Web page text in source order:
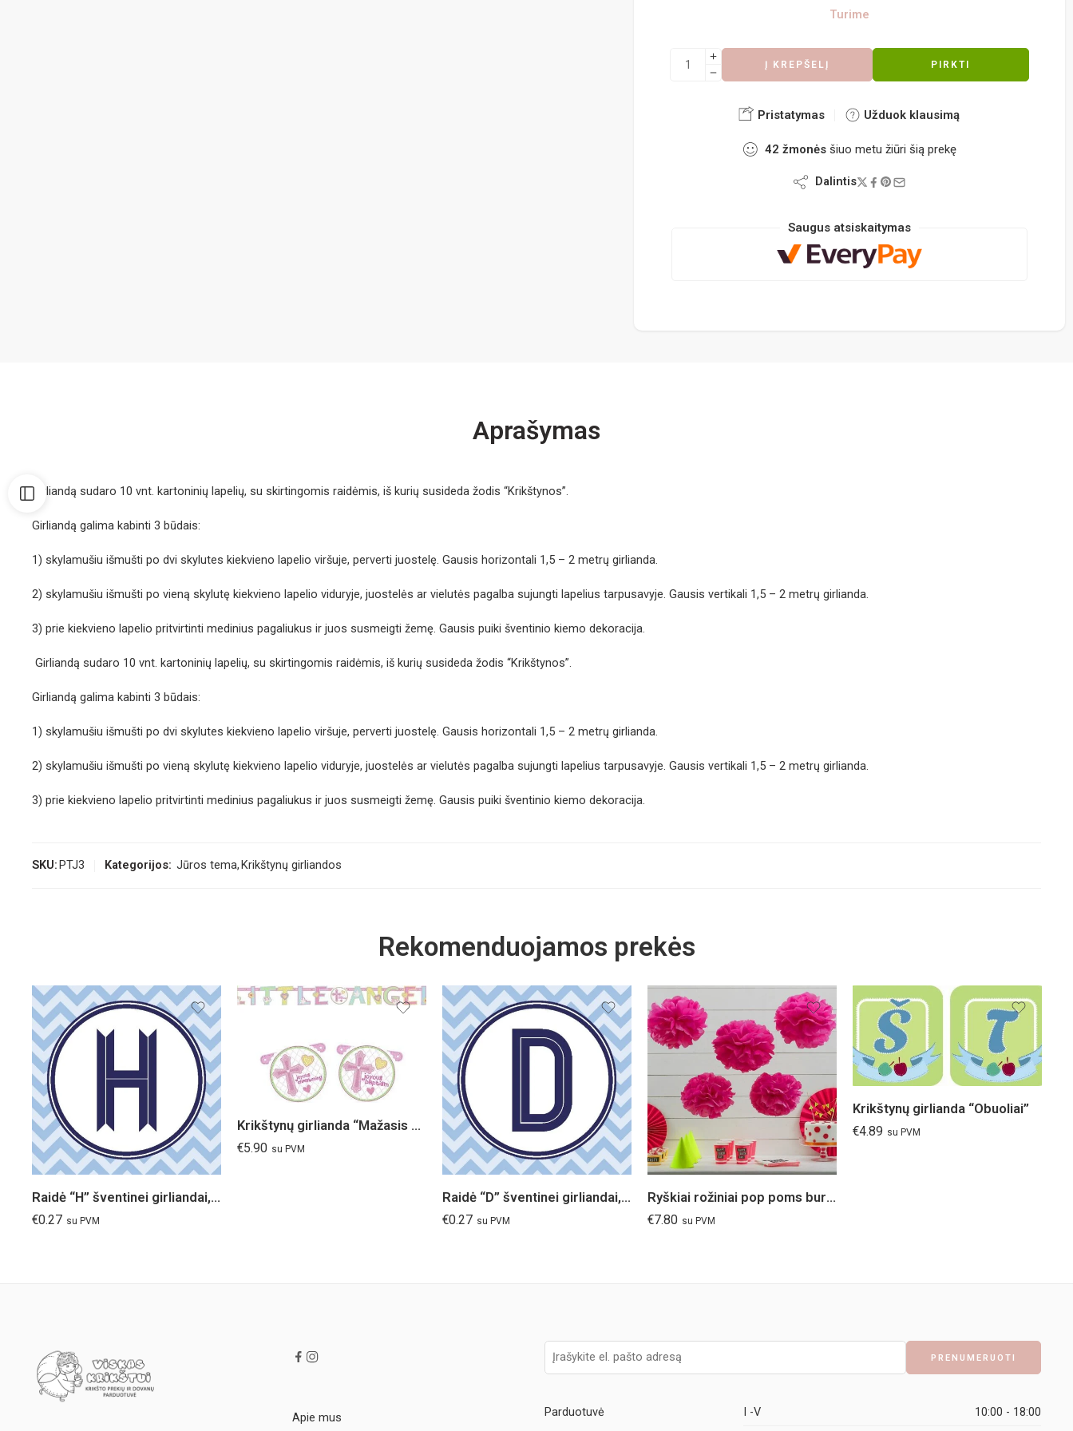
Turime
Į KREPŠELĮ PIRKTI
Pristatymas Užduok klausimą
42 žmonėsšiuo metu žiūri šią prekę
Dalintis
Saugus atsiskaitymas
Aprašymas
Girliandą sudaro 10 vnt. kartoninių lapelių, su skirtingomis raidėmis, iš kurių susideda žodis “Krikštynos”.
Girliandą galima kabinti 3 būdais:
1) skylamušiu išmušti po dvi skylutes kiekvieno lapelio viršuje, perverti juostelę. Gausis horizontali 1,5 – 2 metrų girlianda.
2) skylamušiu išmušti po vieną skylutę kiekvieno lapelio viduryje, juostelės ar vielutės pagalba sujungti lapelius tarpusavyje. Gausis vertikali 1,5 – 2 metrų girlianda.
3) prie kiekvieno lapelio pritvirtinti medinius pagaliukus ir juos susmeigti žemę. Gausis puiki šventinio kiemo dekoracija.
Girliandą sudaro 10 vnt. kartoninių lapelių, su skirtingomis raidėmis, iš kurių susideda žodis “Krikštynos”.
Girliandą galima kabinti 3 būdais:
1) skylamušiu išmušti po dvi skylutes kiekvieno lapelio viršuje, perverti juostelę. Gausis horizontali 1,5 – 2 metrų girlianda.
2) skylamušiu išmušti po vieną skylutę kiekvieno lapelio viduryje, juostelės ar vielutės pagalba sujungti lapelius tarpusavyje. Gausis vertikali 1,5 – 2 metrų girlianda.
3) prie kiekvieno lapelio pritvirtinti medinius pagaliukus ir juos susmeigti žemę. Gausis puiki šventinio kiemo dekoracija.
SKU: PTJ3 Kategorijos: Jūros tema, Krikštynų girliandos
Rekomenduojamos prekės
Raidė “H” šventinei girliandai, rožinė/melsva
€0.27 su PVM
Krikštynų girlianda “Mažasis angelas”
€5.90 su PVM
Raidė “D” šventinei girliandai, rožinė/melsva
€0.27 su PVM
Ryškiai rožiniai pop poms burbulai 5 vnt.
€7.80 su PVM
Krikštynų girlianda “Obuoliai”
€4.89 su PVM
Apie mus Parduotuvė I -V 10:00 - 18:00